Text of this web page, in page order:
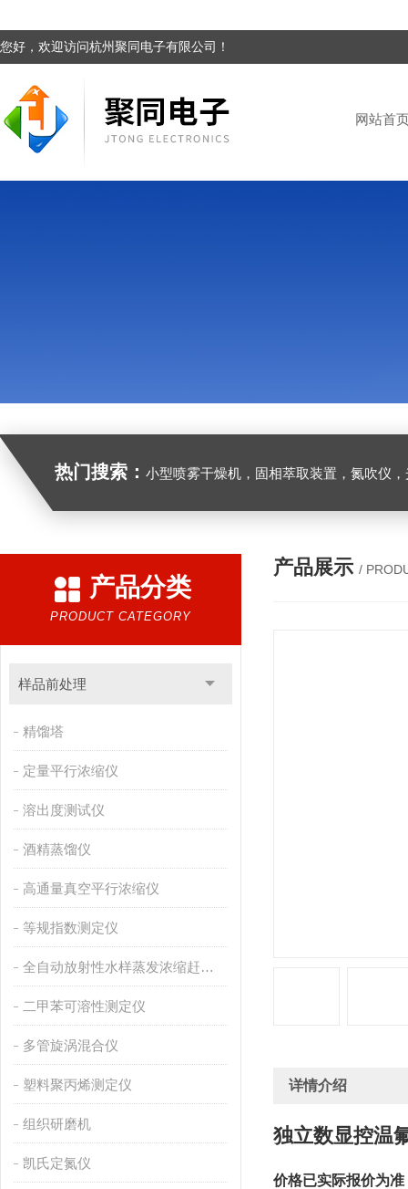
您好，欢迎访问杭州聚同电子有限公司！
网站首
热门搜索： 小型喷雾干燥机，固相萃取装置，氮吹仪，光化学反应仪，低温恒温槽，超声波细胞
产品分类
PRODUCT CATEGORY
样品前处理
精馏塔
定量平行浓缩仪
溶出度测试仪
酒精蒸馏仪
高通量真空平行浓缩仪
等规指数测定仪
全自动放射性水样蒸发浓缩赶酸仪
二甲苯可溶性测定仪
多管旋涡混合仪
塑料聚丙烯测定仪
组织研磨机
凯氏定氮仪
产品展示 /
详情介绍
独立数显控温
价格已实际报价为